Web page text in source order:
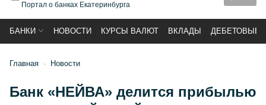
Портал о банках Екатеринбурга
БАНКИ НОВОСТИ КУРСЫ ВАЛЮТ ВКЛАДЫ ДЕБЕТОВЫЕ
Главная Новости
Банк «НЕЙВА» делится прибылью